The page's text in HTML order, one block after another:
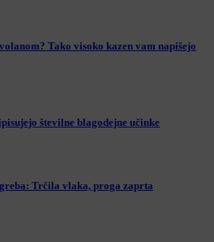
Tako visoko kazen vam napišejo
številne blagodejne učinke
Trčila vlaka, proga zaprta